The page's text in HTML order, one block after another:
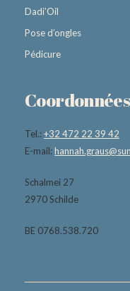
Dadi’Oil
Pose d’ongles
Pédicure
Tel.:+32 472 22 39 42
E-mail:
Schalmei 27
2970 Schilde
BE 0768.538.720